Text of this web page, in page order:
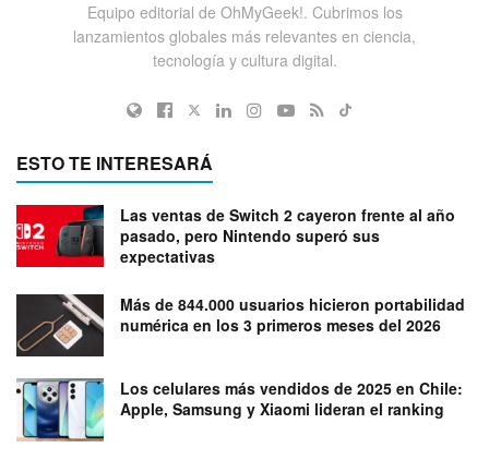
Equipo editorial de OhMyGeek!. Cubrimos los
lanzamientos globales más relevantes en ciencia,
tecnología y cultura digital.
ESTO TE INTERESARÁ
Las ventas de Switch 2 cayeron frente al año
pasado, pero Nintendo superó sus
expectativas
Más de 844.000 usuarios hicieron portabilidad
numérica en los 3 primeros meses del 2026
Los celulares más vendidos de 2025 en Chile:
Apple, Samsung y Xiaomi lideran el ranking